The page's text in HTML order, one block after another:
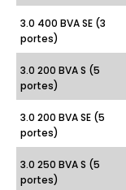
3.0 400 BVA SE (3
portes)
3.0 200 BVA S (5
portes)
3.0 200 BVA SE (5
portes)
3.0 250 BVA S (5
portes)